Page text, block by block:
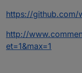
https://github.com/
http://
et=1&max=1